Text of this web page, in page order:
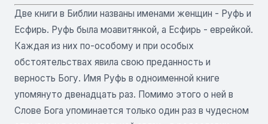
Две книги в Библии названы именами женщин - Руфь и
Есфирь. Руфь была моавитянкой, а Есфирь - еврейкой.
Каждая из них по-особому и при особых
обстоятельствах явила свою преданность и
верность Богу. Имя Руфь в одноименной книге
упомянуто двенадцать раз. Помимо этого о ней в
Слове Бога упоминается только один раз в чудесном